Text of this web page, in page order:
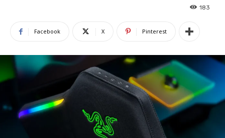
183
Facebook X Pinterest